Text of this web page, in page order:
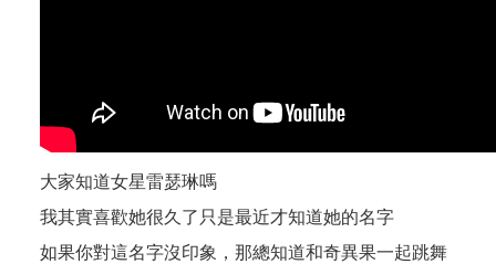
大家知道女星雷瑟琳嗎
我其實喜歡她很久了只是最近才知道她的名字
如果你對這名字沒印象，那總知道和奇異果一起跳舞